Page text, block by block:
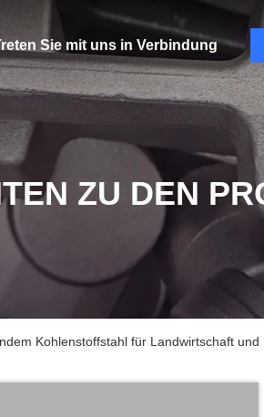
Sie mit uns in Verbindung
ZU DEN
Kohlenstoffstahl für Landwirtschaft und